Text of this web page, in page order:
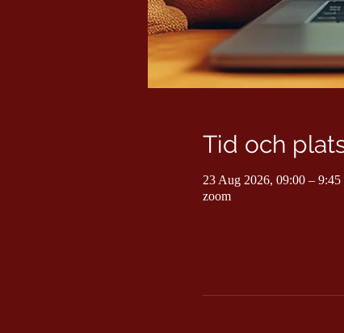
Tid och
23 Aug 2026, 09:00 – 9:45
zoom